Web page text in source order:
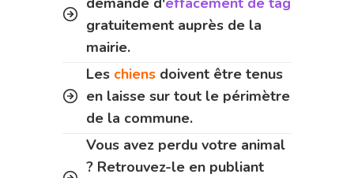
gratuitement auprès de la
mairie.
Les chiens doivent être tenus
en laisse sur tout le périmètre
de la commune.
Vous avez perdu votre animal
? Retrouvez-le en publiant